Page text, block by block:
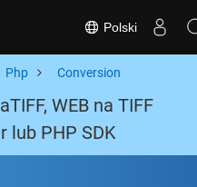
Polski
Php Conversion
WEB na TIFF
lub PHP SDK